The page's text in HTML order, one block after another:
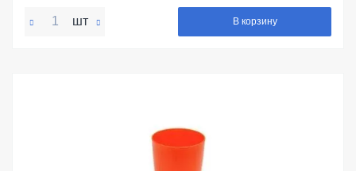
шт В корзину